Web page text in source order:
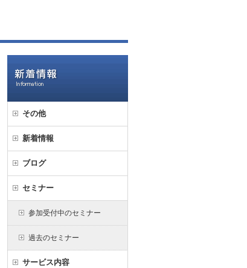
その他
新着情報
ブログ
セミナー
参加受付中のセミナー
過去のセミナー
サービス内容